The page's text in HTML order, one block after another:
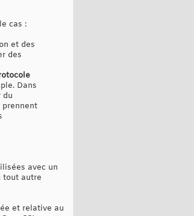
cas :
et des
des
Dans
du
prennent
avec un
tout autre
et relative au